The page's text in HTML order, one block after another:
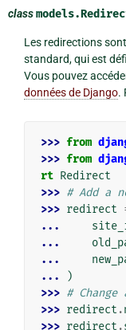
classmodels.
Les redirections
standard, qui est
Vous pouvez
données de Django.
>>> from
>>> from
rt Redirect
>>> # Add a
>>> redirect
...
...
...
...
)
>>> #
>>> redirect .
>>> redirect .